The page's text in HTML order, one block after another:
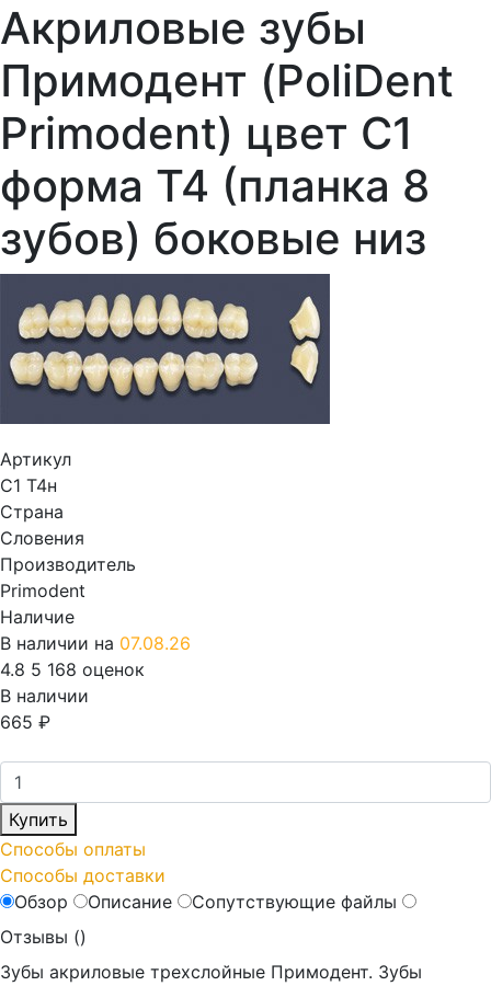
Акриловые зубы
Примодент (PoliDent
Primodent) цвет C1
форма T4 (планка 8
зубов) боковые низ
Артикул
C1 T4н
Страна
Словения
Производитель
Primodent
Наличие
В наличии на 07.08.26
4.8 5 168 оценок
В наличии
665 ₽
Купить
Способы оплаты
Способы доставки
Обзор
Описание
Сопутствующие файлы
Отзывы ()
Зубы акриловые трехслойные Примодент. Зубы